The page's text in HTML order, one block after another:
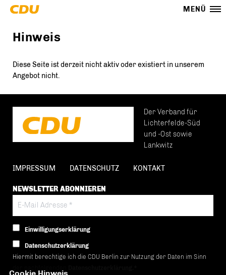
MENÜ
Hinweis
Diese Seite ist derzeit nicht aktiv oder existiert in unserem
Angebot nicht.
Der Verband für
Lichterfelde-Süd
und -Ost sowie
Lankwitz
IMPRESSUM DATENSCHUTZ KONTAKT
NEWSLETTER ABONNIEREN
Einwilligungserklärung
Datenschutzerklärung
Hiermit berechtige ich die CDU Berlin zur Nutzung der Daten im Sinn